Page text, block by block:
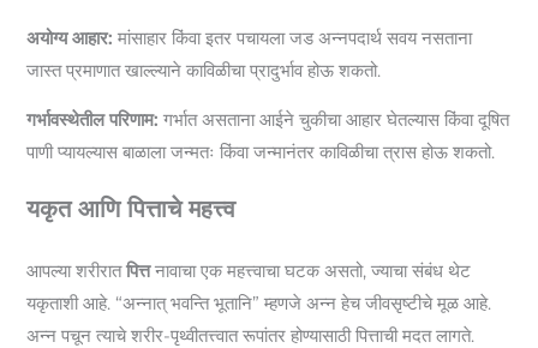
अयोग्य आहार: मांसाहार किंवा इतर पचायला जड अन्नपदार्थ सवय नसताना
जास्त प्रमाणात खाल्ल्याने काविळीचा प्रादुर्भाव होऊ शकतो.
गर्भावस्थेतील परिणाम: गर्भात असताना आईने चुकीचा आहार घेतल्यास किंवा दूषित
पाणी प्यायल्यास बाळाला जन्मतः किंवा जन्मानंतर काविळीचा त्रास होऊ शकतो.
यकृत आणि पित्ताचे महत्त्व
आपल्या शरीरातपित्तनावाचा एक महत्त्वाचा घटक असतो, ज्याचा संबंध थेट
यकृताशी आहे. “अन्नात्‌ भवन्ति भूतानि” म्हणजे अन्न हेच जीवसृष्टीचे मूळ आहे.
अन्न पचून त्याचे शरीर-पृथ्वीतत्त्वात रूपांतर होण्यासाठी पित्ताची मदत लागते.